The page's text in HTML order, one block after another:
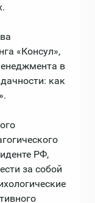
«Консул»,
в
как
РФ,
за собой